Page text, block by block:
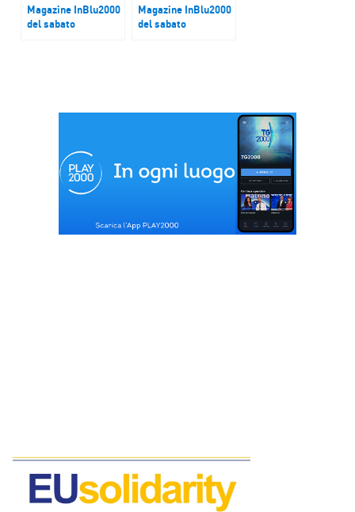
Magazine InBlu2000
del sabato
Magazine InBlu2000
del sabato